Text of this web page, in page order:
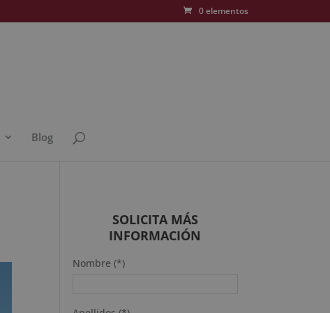
0 elementos
Blog
SOLICITA MÁS
INFORMACIÓN
Nombre (*)